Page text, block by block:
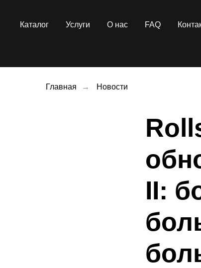
Каталог Услуги О нас FAQ
Главная → Новости
II: